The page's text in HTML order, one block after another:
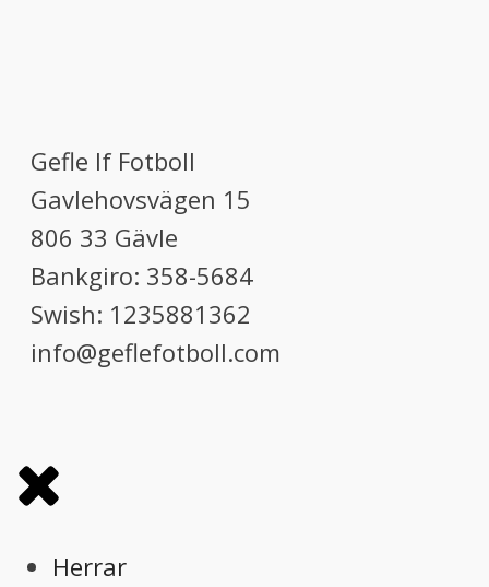
Gefle If Fotboll
Gavlehovsvägen 15
806 33 Gävle
Bankgiro: 358-5684
Swish: 1235881362
info@geflefotboll.com
Herrar